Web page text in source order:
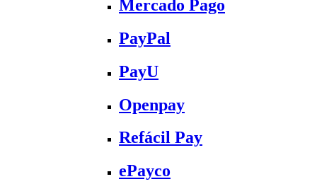
Mercado Pago
PayPal
PayU
Openpay
Refácil Pay
ePayco